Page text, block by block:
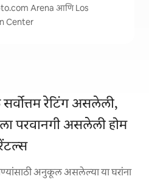
Arena आणि Los
Center
रेटिंग असलेली,
परवानगी असलेली होम
अनुकूल असलेल्या या घरांना